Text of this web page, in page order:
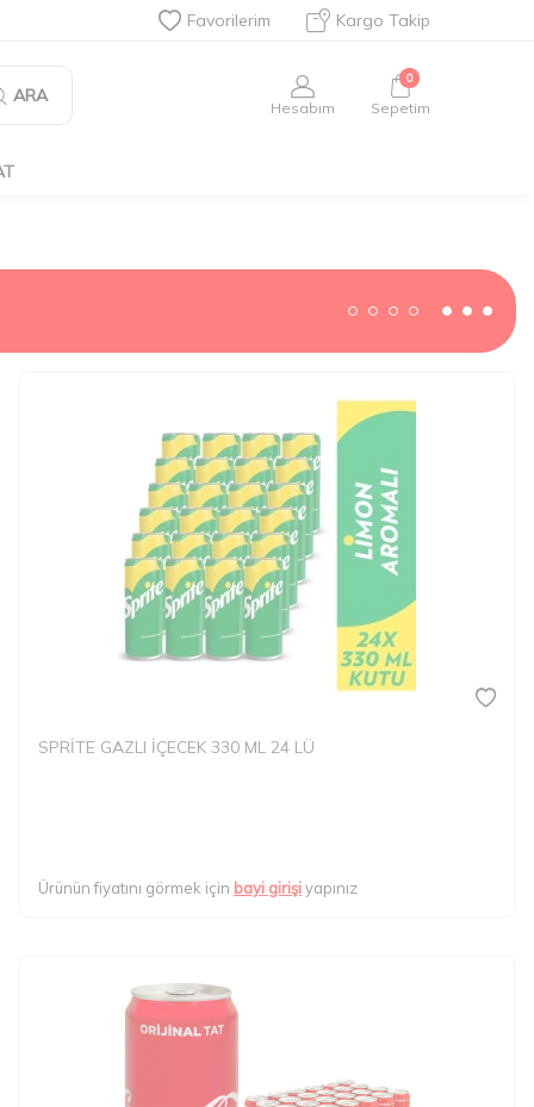
Favorilerim Kargo Takip
ARA
Hesabım
0
Sepetim
SPRİTE GAZLI İÇECEK 330 ML 24 LÜ
Ürünün fiyatını görmek için bayi girişiyapınız